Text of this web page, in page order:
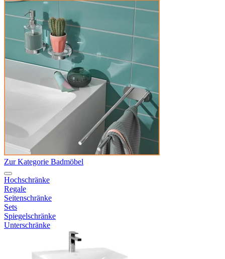
Zur Kategorie Badmöbel
Hochschränke
Regale
Seitenschränke
Sets
Spiegelschränke
Unterschränke